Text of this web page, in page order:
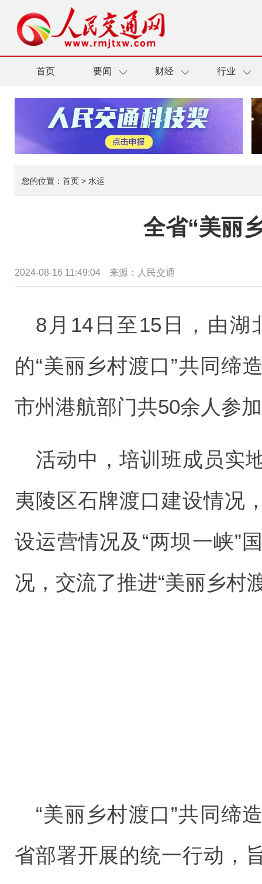
首页 要闻 财经 行业
您的位置： 首页 > 水运
全省“美丽
2024-08-16 11:49:04 来源： 人民交通
8月14日至15日，由湖
的“美丽乡村渡口”共同缔
市州港航部门共50余人参
活动中，培训班成员实
夷陵区石牌渡口建设情况
设运营情况及“两坝一峡”
况，交流了推进“美丽乡村
“美丽乡村渡口”共同缔
省部署开展的统一行动，